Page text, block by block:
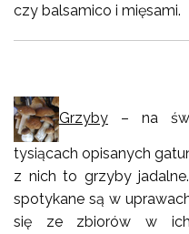
czy balsamico i mięsami.
Grzyby – na
tysiącach opisanych
z nich to grzyby
spotykane są w
się ze zbiorów w ich